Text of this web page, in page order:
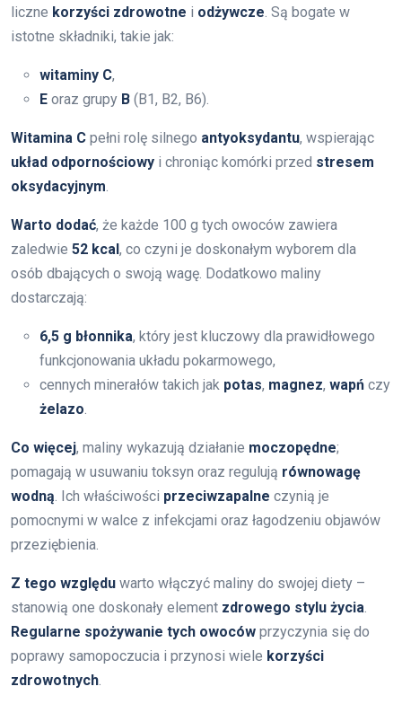
liczne korzyści zdrowotne i odżywcze. Są bogate w
istotne składniki, takie jak:
witaminy C,
E oraz grupy B (B1, B2, B6).
Witamina C pełni rolę silnego antyoksydantu, wspierając
układ odpornościowy i chroniąc komórki przed stresem
oksydacyjnym.
Warto dodać, że każde 100 g tych owoców zawiera
zaledwie 52 kcal , co czyni je doskonałym wyborem dla
osób dbających o swoją wagę. Dodatkowo maliny
dostarczają:
6,5 g błonnika, który jest kluczowy dla prawidłowego
funkcjonowania układu pokarmowego,
cennych minerałów takich jak potas, magnez, wapń czy
żelazo.
Co więcej, maliny wykazują działanie moczopędne;
pomagają w usuwaniu toksyn oraz regulują równowagę
wodną. Ich właściwości przeciwzapalne czynią je
pomocnymi w walce z infekcjami oraz łagodzeniu objawów
przeziębienia.
Z tego względu warto włączyć maliny do swojej diety –
stanowią one doskonały element zdrowego stylu życia.
Regularne spożywanie tych owoców przyczynia się do
poprawy samopoczucia i przynosi wiele korzyści
zdrowotnych.